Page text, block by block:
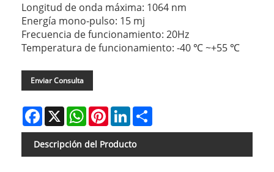
Longitud de onda máxima: 1064 nm
Energía mono-pulso: 15 mj
Frecuencia de funcionamiento: 20Hz
Temperatura de funcionamiento: -40 ℃ ~+55 ℃
Enviar Consulta
Facebook
X WhatsAppPinterestLinkedIn
Descripción del Producto